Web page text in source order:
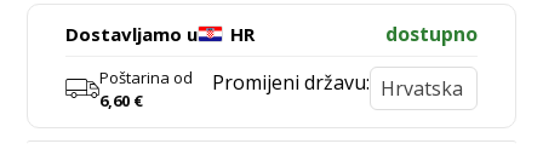
Dostavljamo u HR dostupno
Poštarina od
6,60 €
Promijeni državu: